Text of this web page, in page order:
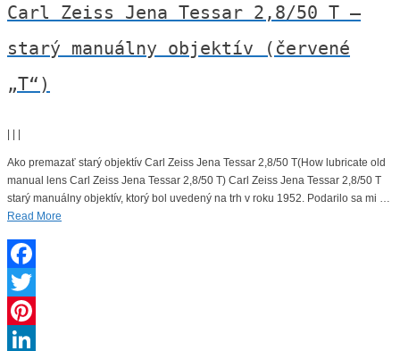
Carl Zeiss Jena Tessar 2,8/50 T –
starý manuálny objektív (červené
„T“)
Ako premazať starý objektív Carl Zeiss Jena Tessar 2,8/50 T(How lubricate old
manual lens Carl Zeiss Jena Tessar 2,8/50 T) Carl Zeiss Jena Tessar 2,8/50 T
starý manuálny objektív, ktorý bol uvedený na trh v roku 1952. Podarilo sa mi …
Read More
Facebook
Twitter
Pinterest